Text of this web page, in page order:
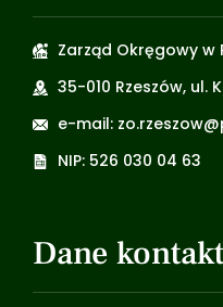
Zarząd Okręgowy w
35-010 Rzeszów, ul.
e-mail:
NIP: 526 030 04 63
Dane